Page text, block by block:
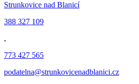
Strunkovice nad Blanicí
388 327 109
,
773 427 565
podatelna@strunkovicenadblanici.cz